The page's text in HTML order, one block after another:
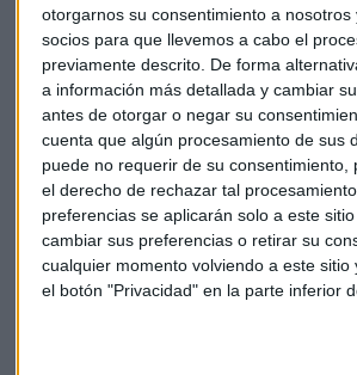
otorgarnos su consentimiento a nosotros
socios para que llevemos a cabo el
previamente descrito. De forma
a información más detallada y cambiar
antes de otorgar o negar su
cuenta que algún procesamiento de sus
puede no requerir de su consentimiento,
el derecho de rechazar tal
preferencias se aplicarán solo a este
cambiar sus preferencias o retirar su
cualquier momento volviendo a este sitio
el botón "Privacidad" en la parte inferior
El núcleo histórico de su fortuna
inmobiliario. A través de The Trump
presidente conserva intereses en
campos de golf y activos inmobiliarios
Estados Unidos, Escocia e Irlanda.
como Trump Tower o Mar-a-Lago
fundamentales de su patrimonio.
Sin embargo, el verdadero cambio de
está en el ladrillo, sino en la expansión
enorme sensibilidad regulatoria y